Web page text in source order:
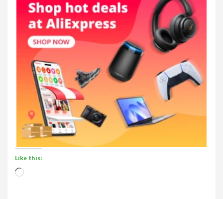
Like this:
Loading…